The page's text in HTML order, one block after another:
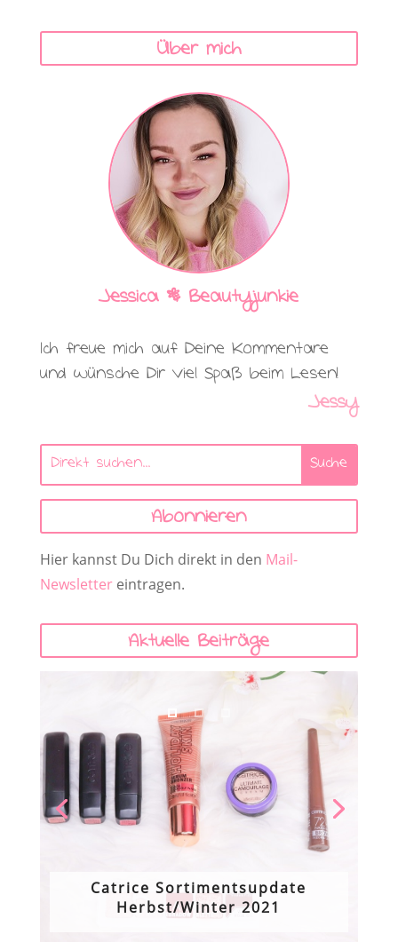
Über mich
Jessica | Beautyjunkie
Ich freue mich auf Deine Kommentare
und wünsche Dir viel Spaß beim Lesen!
Jessy
Abonnieren
Hier kannst Du Dich direkt in den Mail-
Newslettereintragen.
Aktuelle Beiträge
Catrice Sortimentsupdate
Herbst/Winter 2021